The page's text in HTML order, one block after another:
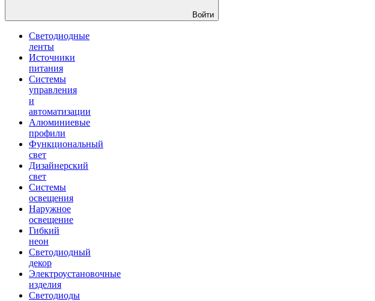
Войти
Светодиодные
ленты
Источники
питания
Системы
управления
и
автоматизации
Алюминиевые
профили
Функциональный
свет
Дизайнерский
свет
Системы
освещения
Наружное
освещение
Гибкий
неон
Светодиодный
декор
Электроустановочные
изделия
Светодиоды